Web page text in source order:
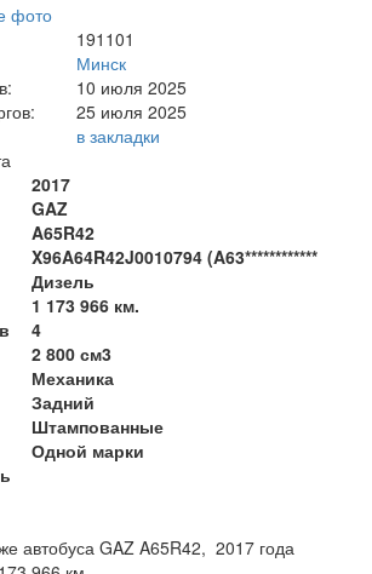
фото
191101
Минск
10 июля 2025
25 июля 2025
в закладки
2017
GAZ
A65R42
X96A64R42J0010794 (A63************
Дизель
1 173 966 км.
4
2 800 см3
Механика
Задний
Штампованные
Одной марки
автобуса GAZ A65R42, 2017 года